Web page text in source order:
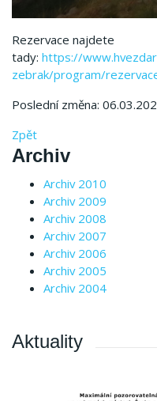
Rezervace najdete
tady: https://
zebrak/program/
Poslední změna:
Zpět
Archiv
Archiv 2010
Archiv 2009
Archiv 2008
Archiv 2007
Archiv 2006
Archiv 2005
Archiv 2004
Aktuality